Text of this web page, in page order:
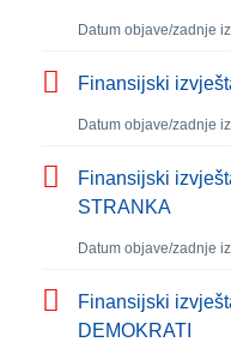
Datum objave/zadnje
Finansijski
Datum objave/zadnje
Finansijski
STRANKA
Datum objave/zadnje
Finansijski
DEMOKRATI